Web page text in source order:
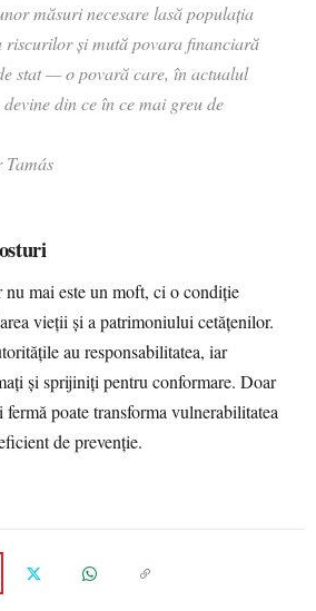
măsuri necesare lasă populația
riscurilor și mută povara financiară
stat — o povară care, în actualul
din ce în ce mai greu de
Tamás
mai este un moft, ci o condiție
vieții și a patrimoniului cetățenilor.
au responsabilitatea, iar
și sprijiniți pentru conformare. Doar
fermă poate transforma vulnerabilitatea
de prevenție.